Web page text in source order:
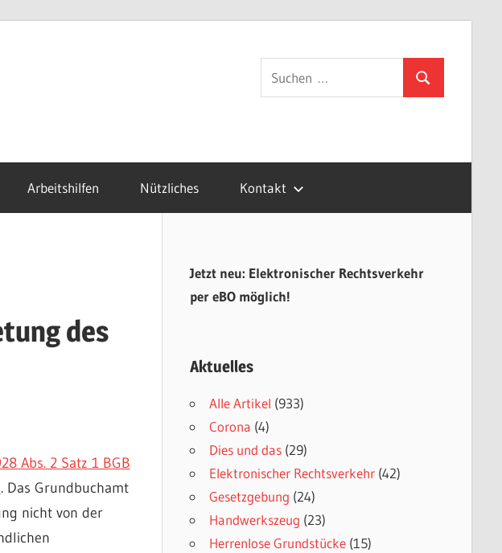
zustellungsvertretung.de
Suchen
nach:
Suchen
Arbeitshilfen Nützliches Kontakt
des
Abs. 2 Satz 1 BGB
. Das Grundbuchamt
nicht von der
Jetzt neu: Elektronischer Rechtsverkehr
per eBO möglich!
Aktuelles
Alle Artikel (933)
Corona (4)
Dies und das(29)
Elektronischer Rechtsverkehr(42)
Gesetzgebung (24)
Handwerkszeug (23)
Herrenlose Grundstücke(15)